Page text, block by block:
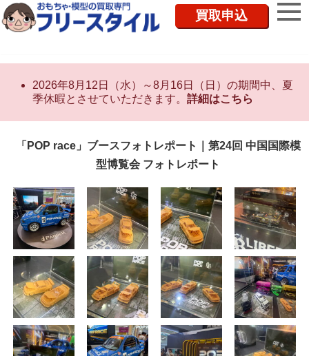
買取申込
2026年8月12日（水）～8月16日（日）の期間中、夏
季休暇とさせていただきます。 詳細はこちら
「POP race」ブースフォトレポート｜第24回 中国国際模
型博覧会 フォトレポート